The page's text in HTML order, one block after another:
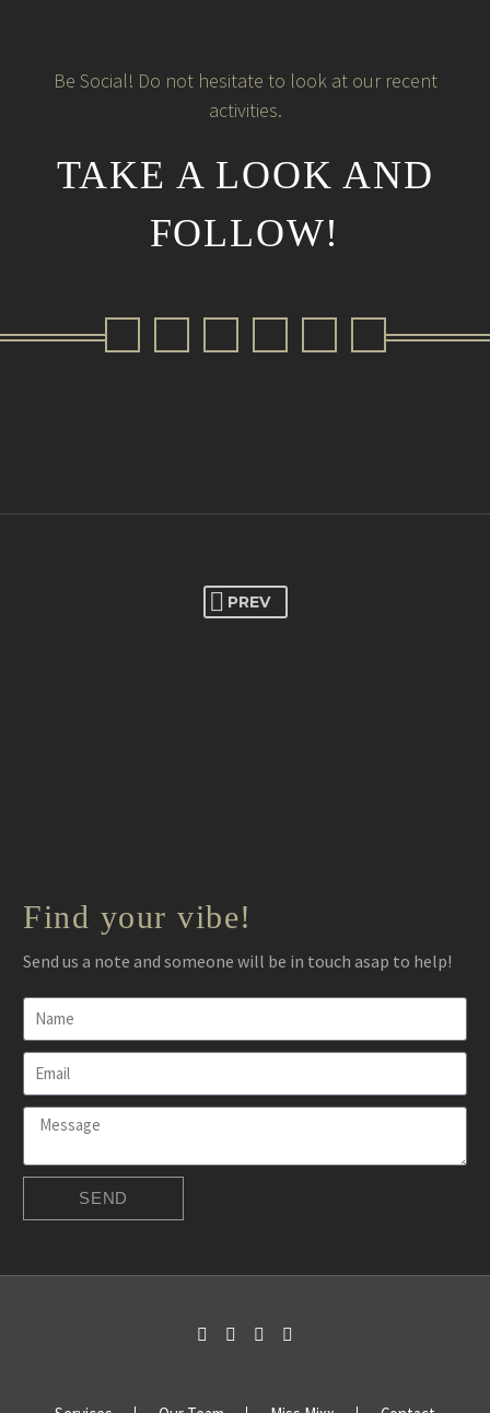
Be Social! Do not hesitate to look at our recent
activities.
TAKE A LOOK AND
FOLLOW!
PREV
Find your vibe!
Send us a note and someone will be in touch asap to help!
SEND